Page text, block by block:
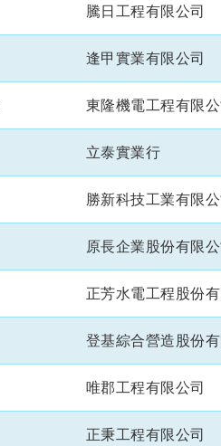
騰日工程有限公司
逢甲實業有限公司
東隆機電工程有限
立泰實業行
勝新科技工業有限
原長企業股份有限
正芳水電工程股份
登基綜合營造股份
唯郡工程有限公司
正秉工程有限公司